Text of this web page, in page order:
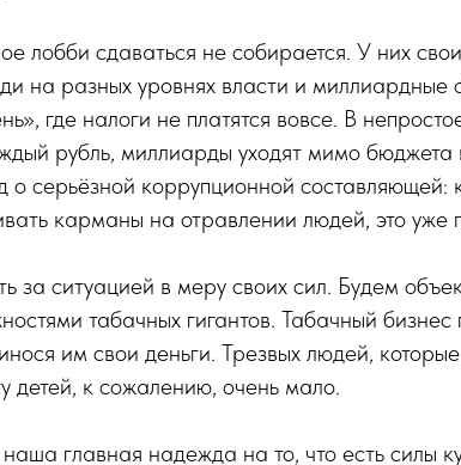
лобби сдаваться не собирается. У них
на разных уровнях власти и миллиардные
где налоги не платятся вовсе. В
рубль, миллиарды уходят мимо
серьёзной коррупционной составляющей:
карманы на отравлении людей, это уже
за ситуацией в меру своих сил. Будем
табачных гигантов. Табачный
им свои деньги. Трезвых людей,
детей, к сожалению, очень мало.
главная надежда на то, что есть силы